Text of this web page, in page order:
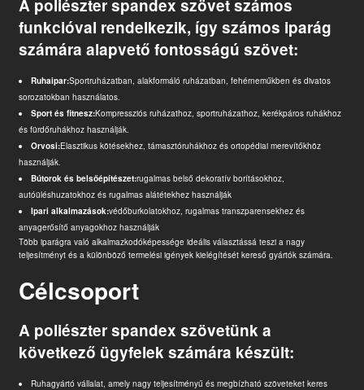
A poliészter spandex szövet számos
funkcióval rendelkezik, így számos iparág
számára alapvető fontosságú szövet:
Ruhaipar:Sportruházatban, alakformáló ruházatban, fehérneműkben és divatos
sorozatokban használatos.
Sport és fitnesz:Kompressziós ruházathoz, sportruházathoz, kerékpáros ruhákhoz
és fürdőruhákhoz használják.
Orvosi:Elasztikus kötésekhez, támasztóruhákhoz és ortopédiai merevítőkhöz
használják.
Bútorok és belsőépítészet:rugalmas belső dekoratív borításokhoz,
autóüléshuzatokhoz és rugalmas alátétekhez használják
Ipari alkalmazások:védőburkolatokhoz, rugalmas transzparensekhez és
anyagerősítő anyagokhoz használják
Több iparágra való alkalmazkodóképessége ideális választássá teszi a nagy
teljesítményt és a különböző termelési igények kielégítését kereső gyártók számára.
Célcsoport
A poliészter spandex szövetünk a
következő ügyfelek számára készült:
Ruhagyártó vállalat, amely nagy teljesítményű és megbízható szöveteket keres